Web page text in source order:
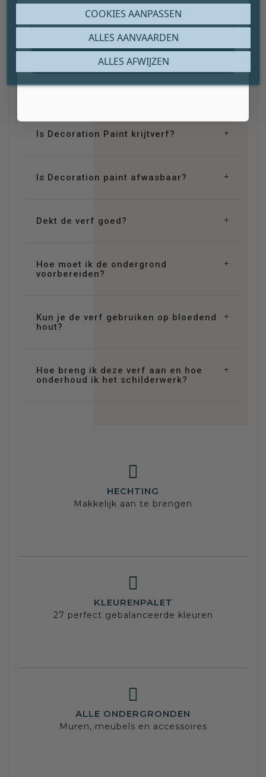
Hoeveel vierkante meter dekt
Decoration Paint Medici Red??
Red?
Is Decoration Paint krijtverf?
Is Decoration paint afwasbaar?
Dekt de verf goed?
Hoe moet ik de ondergrond
voorbereiden?
Kun je de verf gebruiken op bloedend
hout?
Hoe breng ik deze verf aan en hoe
onderhoud ik het schilderwerk?
HECHTING
Makkelijk aan te brengen
KLEURENPALET
27 perfect gebalanceerde kleuren
ALLE ONDERGRONDEN
Muren, meubels en accessoires
COOKIES AANPASSEN
ALLES AFWIJZEN
ALLES AANVAARDEN
Claim mijn gratis cadeau